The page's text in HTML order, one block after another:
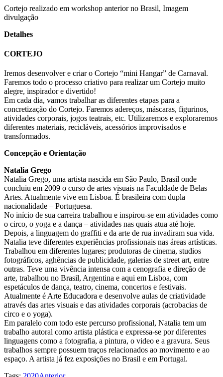
Cortejo realizado em workshop anterior no Brasil, Imagem
divulgação
Detalhes
CORTEJO
Iremos desenvolver e criar o Cortejo “mini Hangar” de Carnaval.
Faremos todo o processo criativo para realizar um Cortejo muito
alegre, inspirador e divertido!
Em cada dia, vamos trabalhar as diferentes etapas para a
concretização do Cortejo. Faremos adereços, máscaras, figurinos,
atividades corporais, jogos teatrais, etc. Utilizaremos e exploraremos
diferentes materiais, recicláveis, acessórios improvisados e
transformados.
Concepção e Orientação
Natalia Grego
Natalia Grego, uma artista nascida em São Paulo, Brasil onde
concluiu em 2009 o curso de artes visuais na Faculdade de Belas
Artes. Atualmente vive em Lisboa. É brasileira com dupla
nacionalidade – Portuguesa.
No início de sua carreira trabalhou e inspirou-se em atividades como
o circo, o yoga e a dança – atividades nas quais atua até hoje.
Depois, a linguagem do graffiti e da arte de rua invadiram sua vida.
Natalia teve diferentes experiências profissionais nas áreas artísticas.
Trabalhou em diferentes lugares; produtoras de cinema, studios
fotográficos, aghências de publicidade, galerias de street art, entre
outras. Teve uma vivência intensa com a cenografia e direção de
arte, trabalhou no Brasil, Argentina e aqui em Lisboa, com
espetáculos de dança, teatro, cinema, concertos e festivais.
Atualmente é Arte Educadora e desenvolve aulas de criatividade
através das artes visuais e das atividades corporais (acrobacias de
circo e o yoga).
Em paralelo com todo este percurso profissional, Natalia tem um
trabalho autoral como artista plástica e expressa-se por diferentes
linguagens como a fotografia, a pintura, o video e a gravura. Seus
trabalhos sempre possuem traços relacionados ao movimento e ao
espaço. A artista já fez exposições no Brasil e em Portugal.